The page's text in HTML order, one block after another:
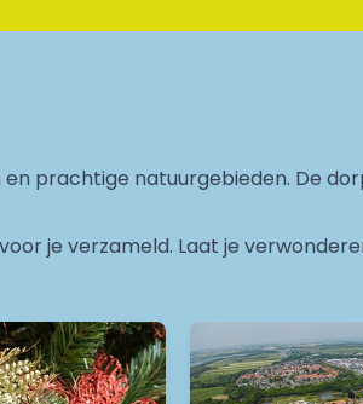
prachtige natuurgebieden. De
je verzameld. Laat je